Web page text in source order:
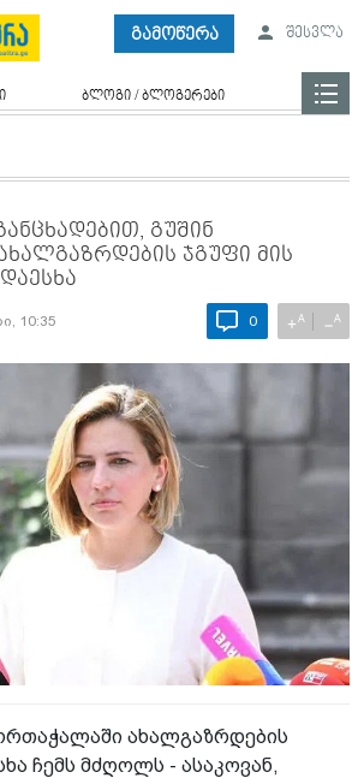
გამოწერა შესვლა
ბლოგი / ბლოგერები
გუშინ
ჯგუფი მის
10:35 0 +A −A
ახალგაზრდების
ჩემს მძღოლს - ასაკოვან,